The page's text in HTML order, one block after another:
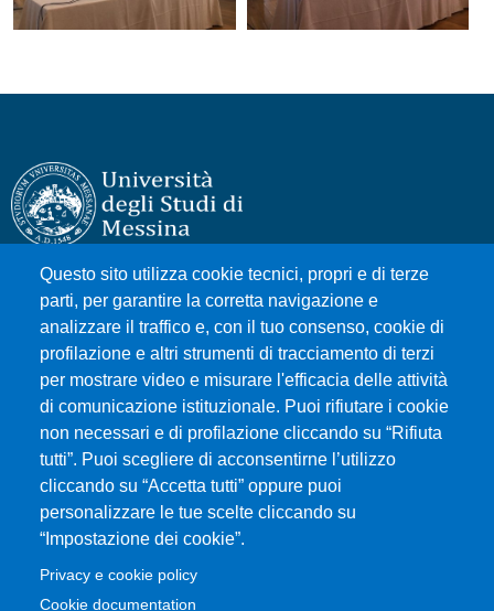
Questo sito utilizza cookie tecnici, propri e di terze
parti, per garantire la corretta navigazione e
analizzare il traffico e, con il tuo consenso, cookie di
profilazione e altri strumenti di tracciamento di terzi
per mostrare video e misurare l'efficacia delle attività
di comunicazione istituzionale. Puoi rifiutare i cookie
non necessari e di profilazione cliccando su “Rifiuta
tutti”. Puoi scegliere di acconsentirne l’utilizzo
cliccando su “Accetta tutti” oppure puoi
personalizzare le tue scelte cliccando su
“Impostazione dei cookie”.
Privacy e cookie policy
Cookie documentation
Università degli Studi di Messina
Piazza Pugliatti, 1 - 98122 Messina
Cod. Fiscale 80004070837
P.IVA 00724160833
Centralino: 090 676 1
MENÙ SOCIAL
MENÙ FOOTER 1
Accessibilità
Mappa del sito